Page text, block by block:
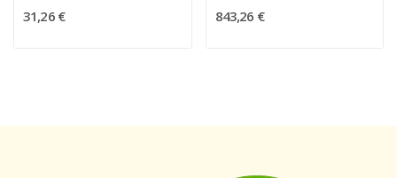
31,26 € 843,26 €